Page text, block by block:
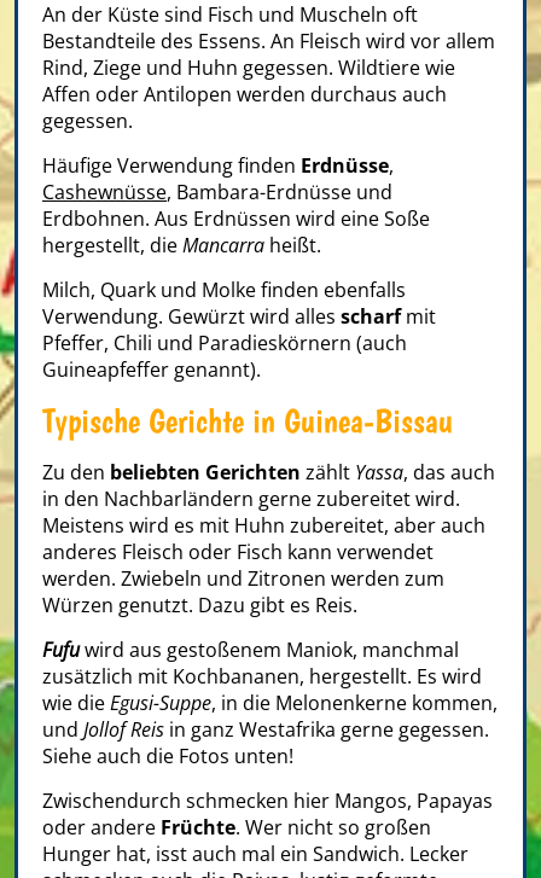
An der Küste sind Fisch und Muscheln oft
Bestandteile des Essens. An Fleisch wird vor allem
Rind, Ziege und Huhn gegessen. Wildtiere wie
Affen oder Antilopen werden durchaus auch
gegessen.
Häufige Verwendung finden Erdnüsse,
Cashewnüsse, Bambara-Erdnüsse und
Erdbohnen. Aus Erdnüssen wird eine Soße
hergestellt, dieMancarra heißt.
Milch, Quark und Molke finden ebenfalls
Verwendung. Gewürzt wird alles scharfmit
Pfeffer, Chili und Paradieskörnern (auch
Guineapfeffer genannt).
Typische Gerichte in Guinea-Bissau
Zu den beliebten Gerichten zählt Yassa, das auch
in den Nachbarländern gerne zubereitet wird.
Meistens wird es mit Huhn zubereitet, aber auch
anderes Fleisch oder Fisch kann verwendet
werden. Zwiebeln und Zitronen werden zum
Würzen genutzt. Dazu gibt es Reis.
Fufuwird aus gestoßenem Maniok, manchmal
zusätzlich mit Kochbananen, hergestellt. Es wird
wie dieEgusi-Suppe, in die Melonenkerne kommen,
und Jollof Reis in ganz Westafrika gerne gegessen.
Siehe auch die Fotos unten!
Zwischendurch schmecken hier Mangos, Papayas
oder andere Früchte. Wer nicht so großen
Hunger hat, isst auch mal ein Sandwich. Lecker